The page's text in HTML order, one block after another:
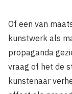
Of een van
kunstwerk als
propaganda
vraag of het de
kunstenaar